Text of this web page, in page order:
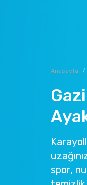
Anasayfa
spor,